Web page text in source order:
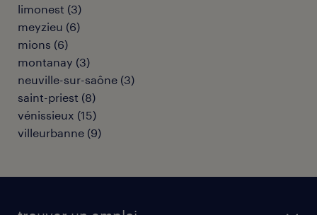
limonest (3)
meyzieu (6)
mions (6)
montanay (3)
neuville-sur-saône (3)
saint-priest (8)
vénissieux (15)
villeurbanne (9)